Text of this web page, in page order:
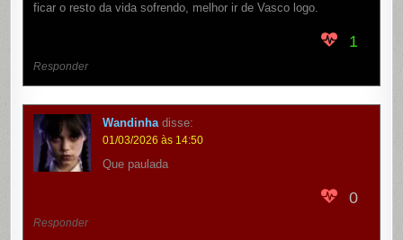
ficar o resto da vida sofrendo, melhor ir de Vasco logo.
1
Responder
Wandinha disse:
01/03/2026 às 14:50
Que paulada
0
Responder